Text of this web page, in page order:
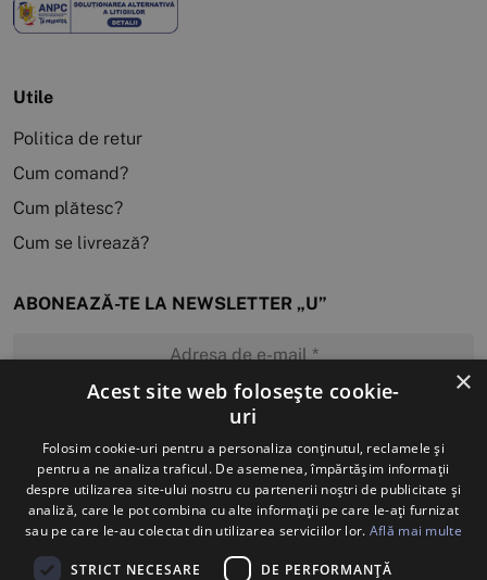
Utile
Politica de retur
Cum comand?
Cum plătesc?
Cum se livrează?
ABONEAZĂ-TE LA NEWSLETTER „U”
MĂ ABONEZ
×
Acest site web folosește cookie-
uri
Folosim cookie-uri pentru a personaliza conținutul, reclamele și
pentru a ne analiza traficul. De asemenea, împărtășim informații
despre utilizarea site-ului nostru cu partenerii noștri de publicitate și
analiză, care le pot combina cu alte informații pe care le-ați furnizat
sau pe care le-au colectat din utilizarea serviciilor lor. Află mai multe
STRICT NECESARE DE PERFORMANȚĂ